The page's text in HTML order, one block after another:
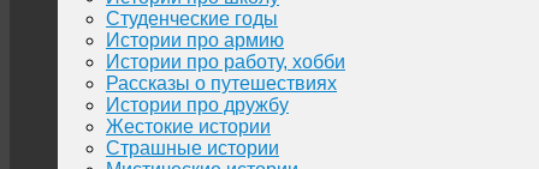
Студенческие годы
Истории про армию
Истории про работу, хобби
Рассказы о путешествиях
Истории про дружбу
Жестокие истории
Страшные истории